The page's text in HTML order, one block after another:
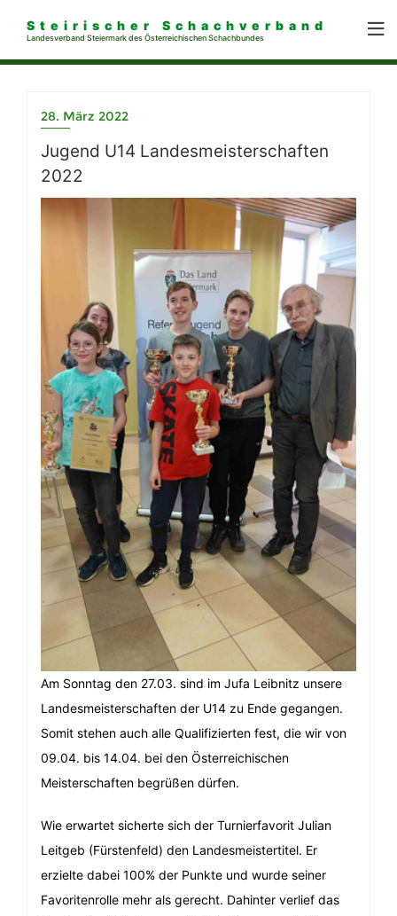
Steirischer Schachverband
Landesverband Steiermark des Österreichischen Schachbundes
28. März 2022
Jugend U14 Landesmeisterschaften
2022
Am Sonntag den 27.03. sind im Jufa Leibnitz unsere
Landesmeisterschaften der U14 zu Ende gegangen.
Somit stehen auch alle Qualifizierten fest, die wir von
09.04. bis 14.04. bei den Österreichischen
Meisterschaften begrüßen dürfen.
Wie erwartet sicherte sich der Turnierfavorit Julian
Leitgeb (Fürstenfeld) den Landesmeistertitel. Er
erzielte dabei 100% der Punkte und wurde seiner
Favoritenrolle mehr als gerecht. Dahinter verlief das